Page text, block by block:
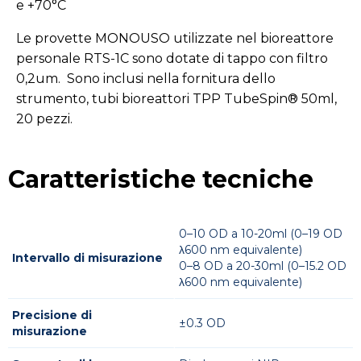
e +70°C
Le provette MONOUSO utilizzate nel bioreattore
personale RTS-1C sono dotate di tappo con filtro
0,2um. Sono inclusi nella fornitura dello
strumento, tubi bioreattori TPP TubeSpin® 50ml,
20 pezzi.
Caratteristiche tecniche
Intervallo di misurazione
0–10 OD a 10-20ml (0–19 OD
λ600 nm equivalente)
0–8 OD a 20-30ml (0–15.2 OD
λ600 nm equivalente)
Precisione di
misurazione
±0.3 OD